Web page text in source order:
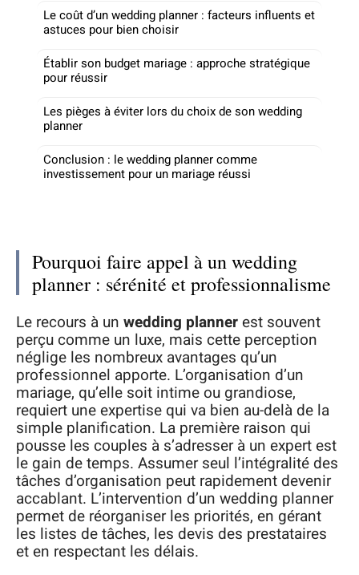
Le coût d’un wedding planner : facteurs influents et
astuces pour bien choisir
Établir son budget mariage : approche stratégique
pour réussir
Les pièges à éviter lors du choix de son wedding
planner
Conclusion : le wedding planner comme
investissement pour un mariage réussi
Pourquoi faire appel à un wedding
planner : sérénité et professionnalisme
Le recours à un wedding plannerest souvent
perçu comme un luxe, mais cette perception
néglige les nombreux avantages qu’un
professionnel apporte. L’organisation d’un
mariage, qu’elle soit intime ou grandiose,
requiert une expertise qui va bien au-delà de la
simple planification. La première raison qui
pousse les couples à s’adresser à un expert est
le gain de temps. Assumer seul l’intégralité des
tâches d’organisation peut rapidement devenir
accablant. L’intervention d’un wedding planner
permet de réorganiser les priorités, en gérant
les listes de tâches, les devis des prestataires
et en respectant les délais.